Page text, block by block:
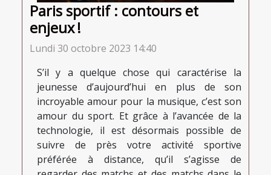
Paris sportif : contours et
enjeux !
Lundi 30 octobre 2023 14:40
S’il y a quelque chose qui caractérise la
jeunesse d’aujourd’hui en plus de son
incroyable amour pour la musique, c’est son
amour du sport. Et grâce à l’avancée de la
technologie, il est désormais possible de
suivre de près votre activité sportive
préférée à distance, qu’il s’agisse de